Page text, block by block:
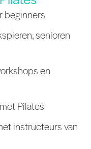
beginners
senioren
en
Pilates
instructeurs van